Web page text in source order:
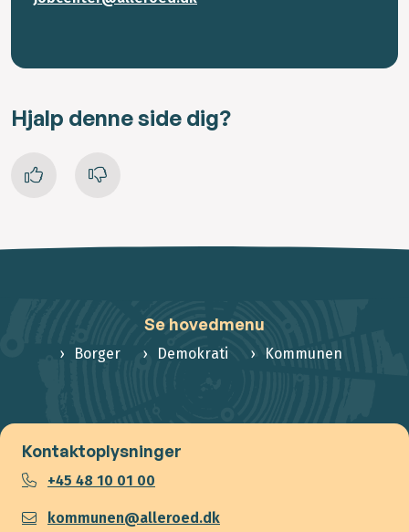
Hjalp denne side dig?
Se hovedmenu
Borger Demokrati Kommunen
Kontaktoplysninger
+45 48 10 01 00
kommunen@alleroed.dk